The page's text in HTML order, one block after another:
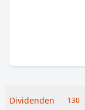
Dividenden 130